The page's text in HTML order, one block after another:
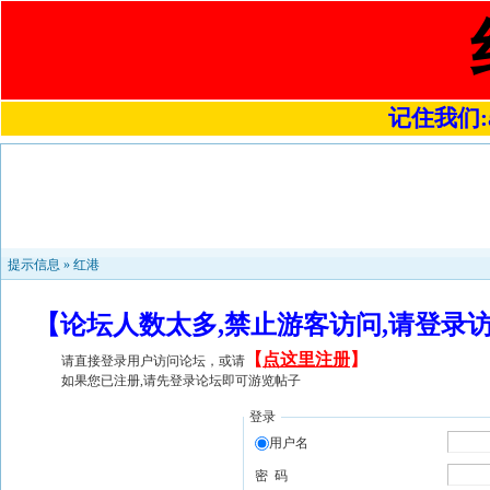
记住我们
提示信息 » 红港
【论坛人数太多,禁止游客访问,请登
请直接登录用户访问论坛，或请 【 点这里注册】
如果您已注册,请先登录论坛即可游览帖子
登录
用户名
密 码